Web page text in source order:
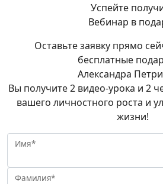
Успейте
Вебинар в
Оставьте заявку прямо
бесплатные
Александра
Вы получите 2 видео-урока и 2
вашего личностного роста и
жизни!
Имя*
Фамилия*